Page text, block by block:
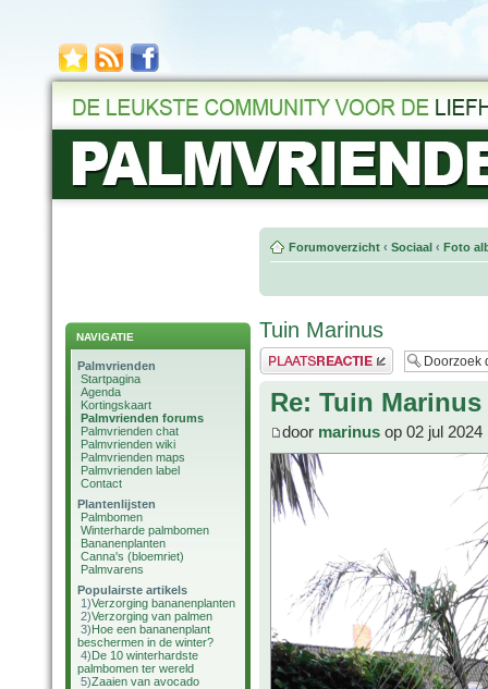
NAVIGATIE
Palmvrienden
Startpagina
Agenda
Kortingskaart
Palmvrienden forums
Palmvrienden chat
Palmvrienden wiki
Palmvrienden maps
Palmvrienden label
Contact
Plantenlijsten
Palmbomen
Winterharde palmbomen
Bananenplanten
Canna's (bloemriet)
Palmvarens
Populairste artikels
1)Verzorging bananenplanten
2)Verzorging van palmen
3)Hoe een bananenplant
beschermen in de winter?
4)De 10 winterhardste
palmbomen ter wereld
5)Zaaien van avocado
Forumoverzicht ‹ Sociaal ‹ Foto
Tuin Marinus
Plaats een reactie
Re: Tuin Marinus
door marinus op 02 jul 2024